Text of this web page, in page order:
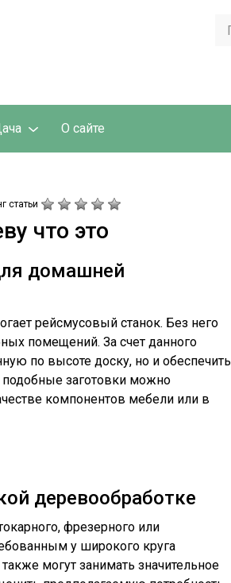
О сайте
статьи
что это
домашней
рейсмусовый станок. Без него
помещений. За счет данного
по высоте доску, но и обеспечить
заготовки можно
компонентов мебели или в
деревообработке
фрезерного или
у широкого круга
могут занимать значительное